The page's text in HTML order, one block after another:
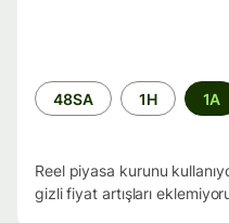
Zaman
aralığı
48SA 1H 1A
Reel piyasa kurunu
gizli fiyat artışları